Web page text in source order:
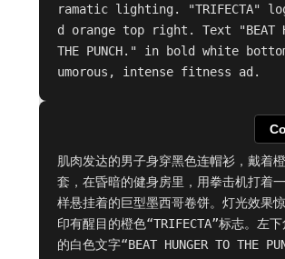
ramatic lighting. "TRIFECTA"
d orange top right. Text "BEAT
THE PUNCH." in bold white
umorous, intense fitness ad.
肌肉发达的男子身穿黑色连帽衫，戴着
套，在昏暗的健身房里，用拳击机打着
样悬挂着的巨型墨西哥卷饼。灯光效果
印有醒目的橙色“TRIFECTA”标志。左下
的白色文字“BEAT HUNGER TO THE